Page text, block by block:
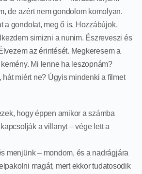
de azért nem gondolom komolyan.
a gondolat, meg ő is. Hozzábújok,
simizni a nunim. Észreveszi és
az érintését. Megkeresem a
Mi lenne ha leszopnám?
hát miért ne? Úgyis mindenki a filmet
hogy éppen amikor a számba
a villanyt – vége lett a
menjünk – mondom, és a nadrágjára
magát, mert ekkor tudatosodik